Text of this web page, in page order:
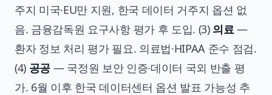
주지 미국·EU만 지원, 한국 데이터 거주지 옵션 없
음. 금융감독원 요구사항 평가 후 도입. (3) 의료—
환자 정보 처리 평가 필요. 의료법·HIPAA 준수 점검.
(4) 공공 — 국정원 보안 인증·데이터 국외 반출 평
가. 6월 이후 한국 데이터센터 옵션 발표 가능성 추